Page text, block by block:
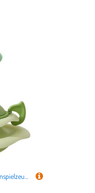
ＡＷＨＡＯ Drehteller Katzenspielzeug, Interaktives Katzenspielzeug, Lustig mit Ball, Spielvergnügen, Teaser, GrÜn